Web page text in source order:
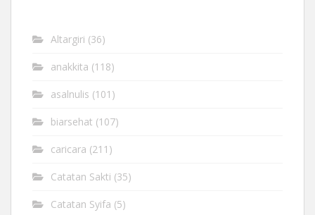
Altargiri (36)
anakkita (118)
asalnulis (101)
biarsehat (107)
caricara (211)
Catatan Sakti (35)
Catatan Syifa (5)